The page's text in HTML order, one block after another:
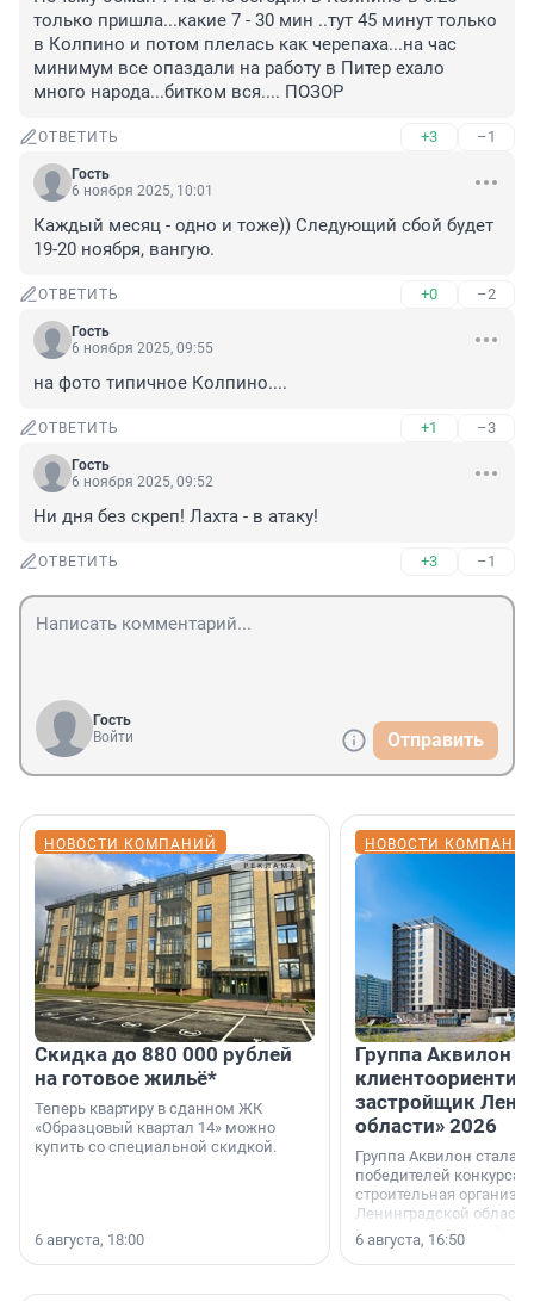
только пришла...какие 7 - 30 мин ..тут 45 минут только
в Колпино и потом плелась как черепаха...на час
минимум все опаздали на работу в Питер ехало
много народа...битком вся.... ПОЗОР
ОТВЕТИТЬ +3 –1
Гость
6 ноября 2025, 10:01
Каждый месяц - одно и тоже)) Следующий сбой будет
19-20 ноября, вангую.
ОТВЕТИТЬ +0 –2
Гость
6 ноября 2025, 09:55
на фото типичное Колпино....
ОТВЕТИТЬ +1 –3
Гость
6 ноября 2025, 09:52
Ни дня без скреп! Лахта - в атаку!
ОТВЕТИТЬ +3 –1
Гость
Войти
Отправить
НОВОСТИ КОМПАНИЙ
Скидка до 880 000 рублей
на готовое жильё*
Теперь квартиру в сданном ЖК
«Образцовый квартал 14» можно
купить со специальной скидкой.
6 августа, 18:00
НОВОСТИ
Группа Аквилон
застройщик
области» 2026
Группа Аквилон стала
победителей конкурса
строительная
Ленинградской области
номинации «Самый
застройщик
области».
6 августа, 16:50